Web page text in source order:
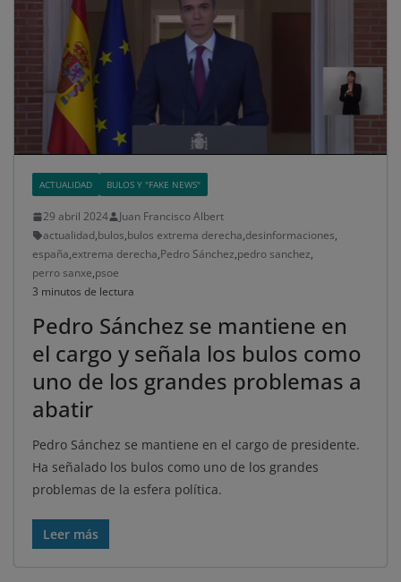
ACTUALIDAD BULOS Y "FAKE NEWS"
29 abril 2024
Juan Francisco Albert
actualidad,bulos,bulos extrema derecha,desinformaciones,
españa,extrema derecha,Pedro Sánchez,pedro sanchez,
perro sanxe,psoe
3 minutos de lectura
Pedro Sánchez se mantiene en
el cargo y señala los bulos como
uno de los grandes problemas a
abatir
Pedro Sánchez se mantiene en el cargo de presidente.
Ha señalado los bulos como uno de los grandes
problemas de la esfera política.
Leer más